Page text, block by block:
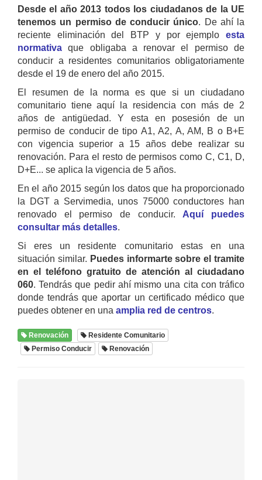
Desde el año 2013 todos los ciudadanos de la UE
tenemos un permiso de conducir único. De ahí la
reciente eliminación del BTP y por ejemplo esta
normativa que obligaba a renovar el permiso de
conducir a residentes comunitarios obligatoriamente
desde el 19 de enero del año 2015.
El resumen de la norma es que si un ciudadano
comunitario tiene aquí la residencia con más de 2
años de antigüedad. Y esta en posesión de un
permiso de conducir de tipo A1, A2, A, AM, B o B+E
con vigencia superior a 15 años debe realizar su
renovación. Para el resto de permisos como C, C1, D,
D+E... se aplica la vigencia de 5 años.
En el año 2015 según los datos que ha proporcionado
la DGT a Servimedia, unos 75000 conductores han
renovado el permiso de conducir. Aquí puedes
consultar más detalles.
Si eres un residente comunitario estas en una
situación similar. Puedes informarte sobre el tramite
en el teléfono gratuito de atención al ciudadano
060. Tendrás que pedir ahí mismo una cita con tráfico
donde tendrás que aportar un certificado médico que
puedes obtener en una amplia red de centros.
Renovación
Residente Comunitario
Permiso Conducir
Renovación